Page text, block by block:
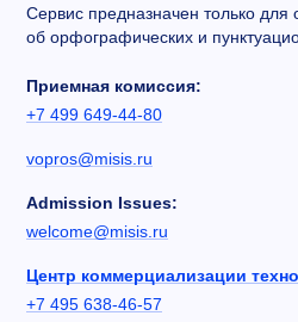
Сервис предназначен только для
об орфографических и
Приемная комиссия:
+7 499 649-44-80
vopros@misis.ru
Admission Issues:
welcome@misis.ru
Центр коммерциализации
+7 495 638-46-57